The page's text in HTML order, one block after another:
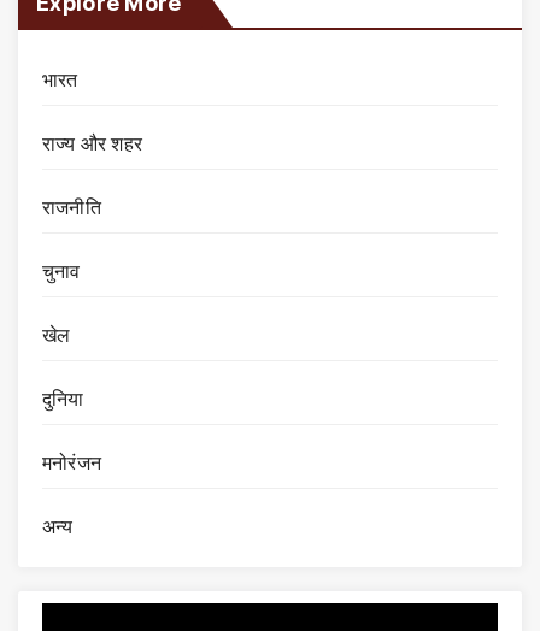
भारत
राज्य और शहर
राजनीति
चुनाव
खेल
दुनिया
मनोरंजन
अन्य